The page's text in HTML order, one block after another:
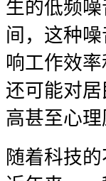
生的低频
间，这种
响工作效
还可能对
高甚至心理
随着科技